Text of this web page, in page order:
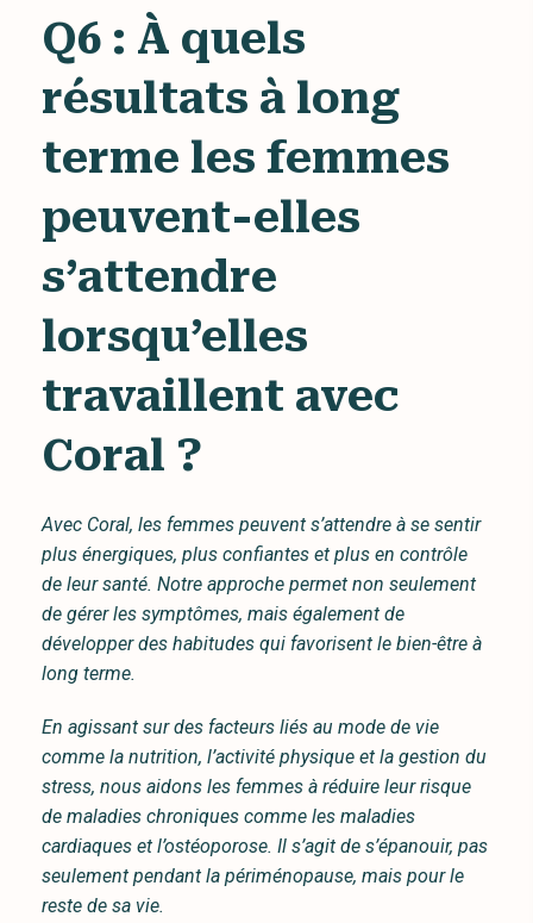
Q6 : À quels
résultats à long
terme les femmes
peuvent-elles
s’attendre
lorsqu’elles
travaillent avec
Coral ?
Avec Coral, les femmes peuvent s’attendre à se sentir
plus énergiques, plus confiantes et plus en contrôle
de leur santé. Notre approche permet non seulement
de gérer les symptômes, mais également de
développer des habitudes qui favorisent le bien-être à
long terme.
En agissant sur des facteurs liés au mode de vie
comme la nutrition, l’activité physique et la gestion du
stress, nous aidons les femmes à réduire leur risque
de maladies chroniques comme les maladies
cardiaques et l’ostéoporose. Il s’agit de s’épanouir, pas
seulement pendant la périménopause, mais pour le
reste de sa vie.